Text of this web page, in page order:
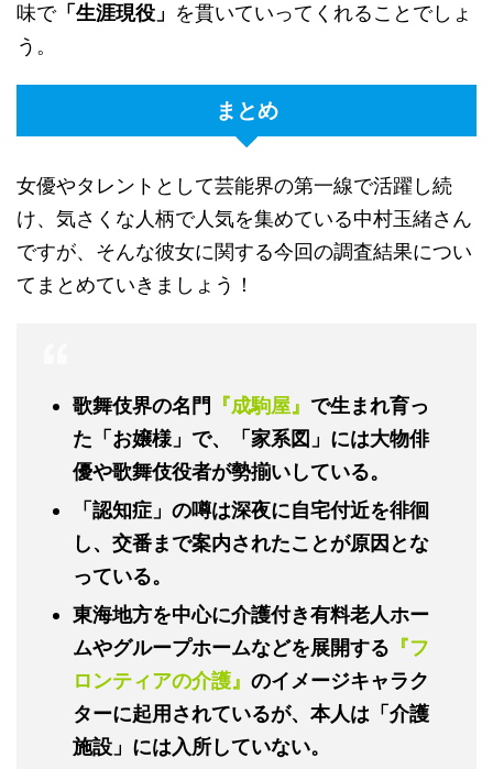
味で「生涯現役」 を貫いていってくれることでしょ
う。
まとめ
女優やタレントとして芸能界の第一線で活躍し続
け、気さくな人柄で人気を集めている中村玉緒さん
ですが、そんな彼女に関する今回の調査結果につい
てまとめていきましょう！
歌舞伎界の名門 『成駒屋』 で生まれ育っ
た「お嬢様」で、「家系図」には大物俳
優や歌舞伎役者が勢揃いしている。
「認知症」の噂は深夜に自宅付近を徘徊
し、交番まで案内されたことが原因とな
っている。
東海地方を中心に介護付き有料老人ホー
ムやグループホームなどを展開する 『フ
ロンティアの介護』 のイメージキャラク
ターに起用されているが、本人は「介護
施設」には入所していない。